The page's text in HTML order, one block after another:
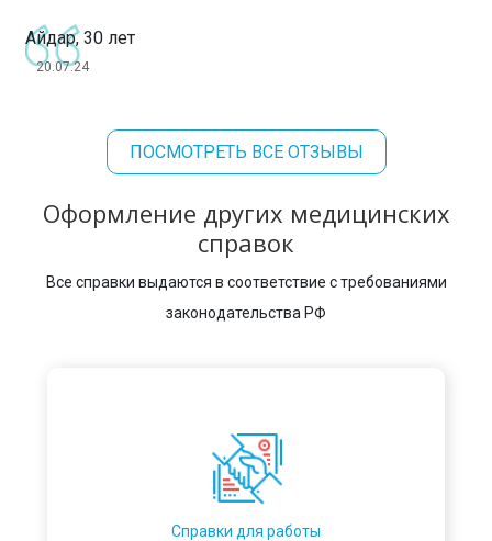
Айдар, 30 лет
20.07.24
ПОСМОТРЕТЬ ВСЕ ОТЗЫВЫ
Оформление других медицинских
справок
Все справки выдаются в соответствие с требованиями
законодательства РФ
Справки для работы